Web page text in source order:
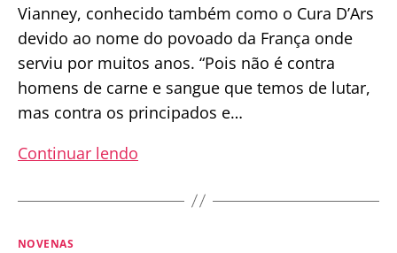
Vianney, conhecido também como o Cura D’Ars
devido ao nome do povoado da França onde
serviu por muitos anos. “Pois não é contra
homens de carne e sangue que temos de lutar,
mas contra os principados e…
Continuar lendo
São
Categorias
NOVENAS